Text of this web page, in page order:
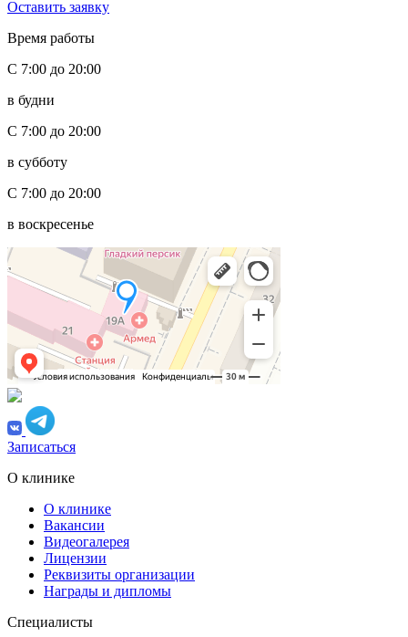
Оставить заявку
Время работы
С 7:00 до 20:00
в будни
С 7:00 до 20:00
в субботу
С 7:00 до 20:00
в воскресенье
Записаться
О клинике
О клинике
Вакансии
Видеогалерея
Лицензии
Реквизиты организации
Награды и дипломы
Специалисты